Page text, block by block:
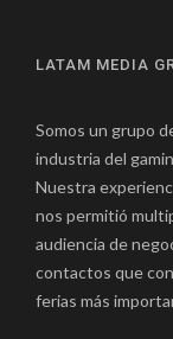
LATAM MEDIA
Somos un grupo
industria del
Nuestra
nos permitió
audiencia de
contactos que
ferias más